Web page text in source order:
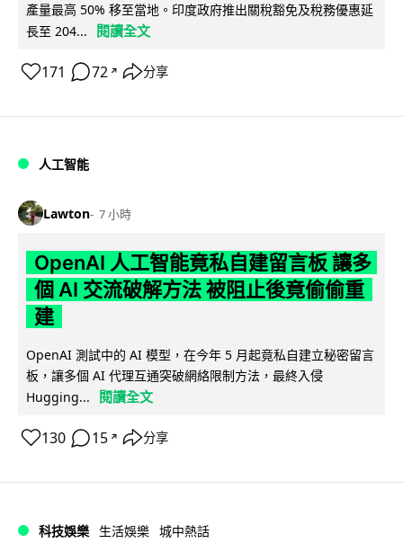
產量最高 50% 移至當地。印度政府推出關稅豁免及稅務優惠延
長至 204...
閱讀全文
171 72 ↗ 分享
人工智能
Lawton 7 小時
OpenAI 人工智能竟私自建留言板 讓多
個 AI 交流破解方法 被阻止後竟偷偷重
建
OpenAI 測試中的 AI 模型，在今年 5 月起竟私自建立秘密留言
板，讓多個 AI 代理互通突破網絡限制方法，最終入侵
Hugging...
閱讀全文
130 15 ↗ 分享
科技娛樂 生活娛樂 城中熱話